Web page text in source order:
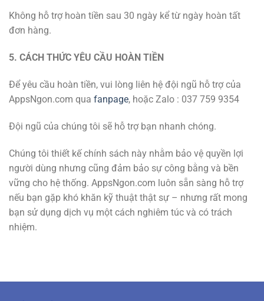
Không hỗ trợ hoàn tiền sau 30 ngày kể từ ngày hoàn tất
đơn hàng.
5. CÁCH THỨC YÊU CẦU HOÀN TIỀN
Để yêu cầu hoàn tiền, vui lòng liên hệ đội ngũ hỗ trợ của
AppsNgon.com qua fanpage, hoặc Zalo : 037 759 9354
Đội ngũ của chúng tôi sẽ hỗ trợ bạn nhanh chóng.
Chúng tôi thiết kế chính sách này nhằm bảo vệ quyền lợi
người dùng nhưng cũng đảm bảo sự công bằng và bền
vững cho hệ thống. AppsNgon.com luôn sẵn sàng hỗ trợ
nếu bạn gặp khó khăn kỹ thuật thật sự – nhưng rất mong
bạn sử dụng dịch vụ một cách nghiêm túc và có trách
nhiệm.